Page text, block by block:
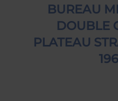
BUREAU
DOUBLE
PLATEAU